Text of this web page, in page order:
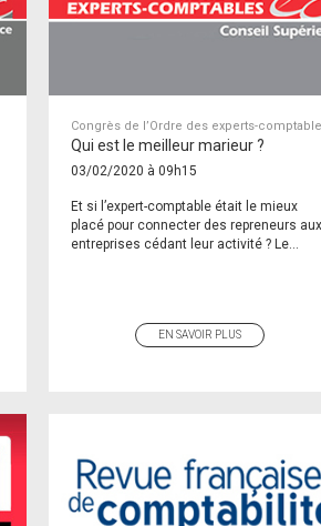
Congrès de l’Ordre des experts-
Qui est le meilleur marieur ?
03/02/2020 à 09h15
Et si l’expert-comptable était le mieux
placé pour connecter des repreneurs aux
entreprises cédant leur activité ? Le...
EN SAVOIR PLUS